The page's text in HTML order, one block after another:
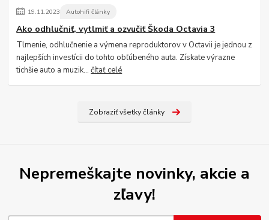
19.11.2023 Autohifi články
Ako odhlučniť, vytlmiť a ozvučiť Škoda Octavia 3
Tlmenie, odhlučnenie a výmena reproduktorov v Octavii je jednou z
najlepších investícii do tohto obľúbeného auta. Získate výrazne
tichšie auto a muzik...čítať celé
Zobraziť všetky články
Nepremeškajte novinky, akcie a
zľavy!